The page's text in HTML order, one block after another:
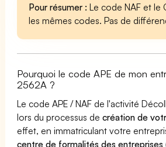
Pour résumer : Le code NAF et le
les mêmes codes. Pas de
Pourquoi le code APE de mon
2562A ?
Le code APE / NAF de l'activité
lors du processus decréation de
effet, en immatriculant votre
centre de formalités des entreprises